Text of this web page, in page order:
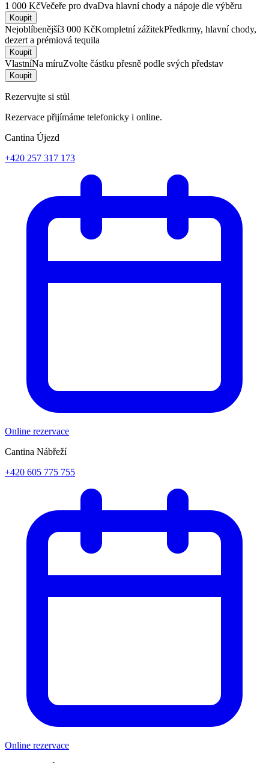
1 000 KčVečeře pro dvaDva hlavní chody a nápoje dle výběru
Koupit
Nejoblíbenější3 000 KčKompletní zážitekPředkrmy, hlavní chody,
dezert a prémiová tequila
Koupit
VlastníNa míruZvolte částku přesně podle svých představ
Koupit
Rezervujte si stůl
Rezervace přijímáme telefonicky i online.
Cantina Újezd
+420 257 317 173
Online rezervace
Cantina Nábřeží
+420 605 775 755
Online rezervace